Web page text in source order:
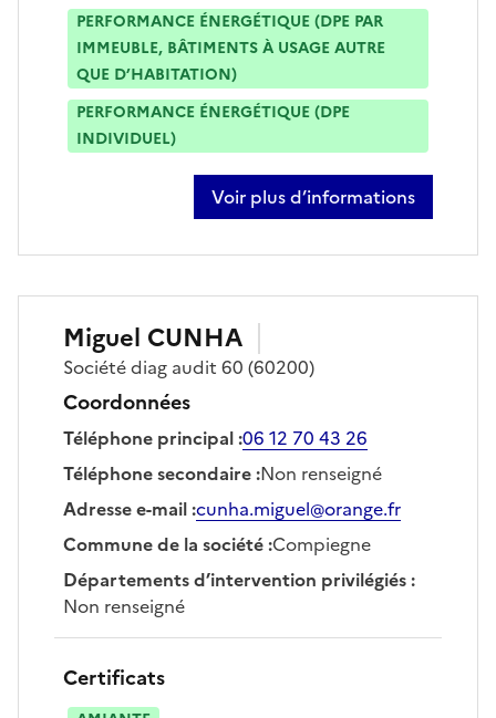
PERFORMANCE ÉNERGÉTIQUE (DPE PAR
IMMEUBLE, BÂTIMENTS À USAGE AUTRE
QUE D’HABITATION)
PERFORMANCE ÉNERGÉTIQUE (DPE
INDIVIDUEL)
Voir plus d’informations
sur alain champagne
Miguel CUNHA
Sociétédiag audit 60 (60200)
Coordonnées
Téléphone principal:06 12 70 43 26
Téléphone secondaire:Non renseigné
Adresse e-mail:cunha.miguel@orange.fr
Commune de la société:Compiegne
Départements d’intervention privilégiés:
Non renseigné
Certificats